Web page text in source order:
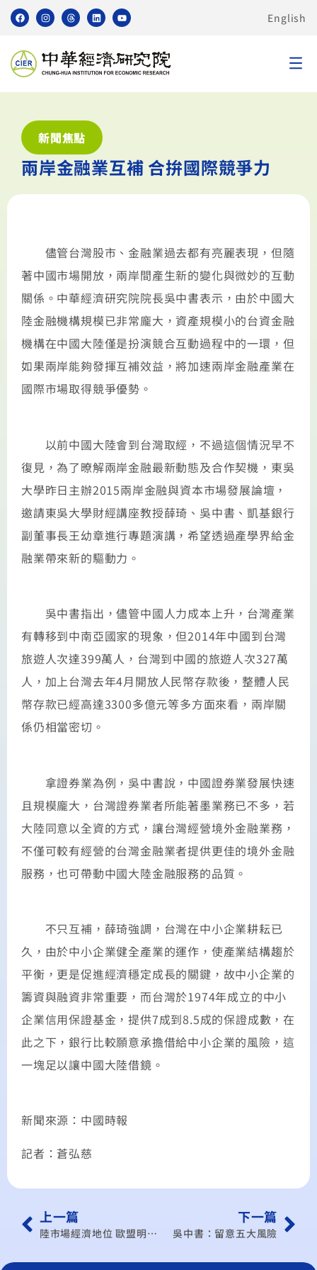
English
新聞焦點
兩岸金融業互補 合拚國際競爭力
儘管台灣股市、金融業過去都有亮麗表現，但隨
著中國市場開放，兩岸間產生新的變化與微妙的互動
關係。中華經濟研究院院長吳中書表示，由於中國大
陸金融機構規模已非常龐大，資產規模小的台資金融
機構在中國大陸僅是扮演競合互動過程中的一環，但
如果兩岸能夠發揮互補效益，將加速兩岸金融產業在
國際市場取得競爭優勢。
以前中國大陸會到台灣取經，不過這個情況早不
復見，為了暸解兩岸金融最新動態及合作契機，東吳
大學昨日主辦2015兩岸金融與資本市場發展論壇，
邀請東吳大學財經講座教授薛琦、吳中書、凱基銀行
副董事長王幼章進行專題演講，希望透過產學界給金
融業帶來新的驅動力。
吳中書指出，儘管中國人力成本上升，台灣產業
有轉移到中南亞國家的現象，但2014年中國到台灣
旅遊人次達399萬人，台灣到中國的旅遊人次327萬
人，加上台灣去年4月開放人民幣存款後，整體人民
幣存款已經高達3300多億元等多方面來看，兩岸關
係仍相當密切。
拿證券業為例，吳中書說，中國證券業發展快速
且規模龐大，台灣證券業者所能著墨業務已不多，若
大陸同意以全資的方式，讓台灣經營境外金融業務，
不僅可較有經營的台灣金融業者提供更佳的境外金融
服務，也可帶動中國大陸金融服務的品質。
不只互補，薛琦強調，台灣在中小企業耕耘已
久，由於中小企業健全產業的運作，使產業結構趨於
平衡，更是促進經濟穩定成長的關鍵，故中小企業的
籌資與融資非常重要，而台灣於1974年成立的中小
企業信用保證基金，提供7成到8.5成的保證成數，在
此之下，銀行比較願意承擔借給中小企業的風險，這
一塊足以讓中國大陸借鏡。
新聞來源：中國時報
記者：蒼弘慈
上一篇
陸市場經濟地位 歐盟明年承認
下一篇
吳中書：留意五大風險